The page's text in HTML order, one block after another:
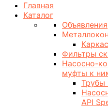
Главная
Каталог
Объявления
Фильтры
Насосно-
муфты к
Трубы
API